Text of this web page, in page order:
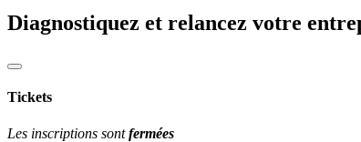
Diagnostiquez et relancez votre
Tickets
Les inscriptions sontfermées